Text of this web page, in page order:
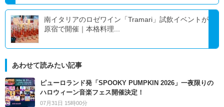
南イタリアのロゼワイン「Tramari」試飲イベントが
原宿で開催｜本格料理...
あわせて読みたい記事
ピューロランド発「SPOOKY PUMPKIN 2026」一夜限りの
ハロウィーン音楽フェス開催決定！
07月31日 15時00分